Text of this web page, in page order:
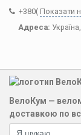
+380( Показати
Адреса: Україна,
ВелоКум —
доставкою по